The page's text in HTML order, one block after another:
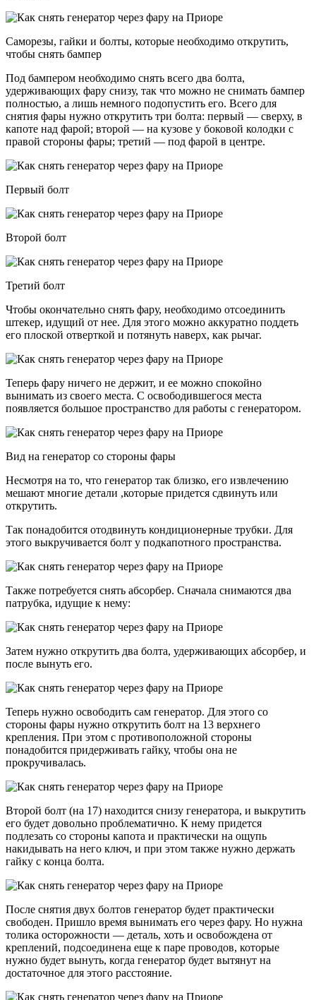
Саморезы, гайки и болты, которые необходимо открутить,
чтобы снять бампер
Под бампером необходимо снять всего два болта,
удерживающих фару снизу, так что можно не снимать бампер
полностью, а лишь немного подопустить его. Всего для
снятия фары нужно открутить три болта: первый — сверху, в
капоте над фарой; второй — на кузове у боковой колодки с
правой стороны фары; третий — под фарой в центре.
Первый болт
Второй болт
Третий болт
Чтобы окончательно снять фару, необходимо отсоединить
штекер, идущий от нее. Для этого можно аккуратно поддеть
его плоской отверткой и потянуть наверх, как рычаг.
Теперь фару ничего не держит, и ее можно спокойно
вынимать из своего места. С освободившегося места
появляется большое пространство для работы с генератором.
Вид на генератор со стороны фары
Несмотря на то, что генератор так близко, его извлечению
мешают многие детали ,которые придется сдвинуть или
открутить.
Так понадобится отодвинуть кондиционерные трубки. Для
этого выкручивается болт у подкапотного пространства.
Также потребуется снять абсорбер. Сначала снимаются два
патрубка, идущие к нему:
Затем нужно открутить два болта, удерживающих абсорбер, и
после вынуть его.
Теперь нужно освободить сам генератор. Для этого со
стороны фары нужно открутить болт на 13 верхнего
крепления. При этом с противоположной стороны
понадобится придерживать гайку, чтобы она не
прокручивалась.
Второй болт (на 17) находится снизу генератора, и выкрутить
его будет довольно проблематично. К нему придется
подлезать со стороны капота и практически на ощупь
накидывать на него ключ, и при этом также нужно держать
гайку с конца болта.
После снятия двух болтов генератор будет практически
свободен. Пришло время вынимать его через фару. Но нужна
толика осторожности — деталь, хоть и освобождена от
креплений, подсоединена еще к паре проводов, которые
нужно будет вынуть, когда генератор будет вытянут на
достаточное для этого расстояние.